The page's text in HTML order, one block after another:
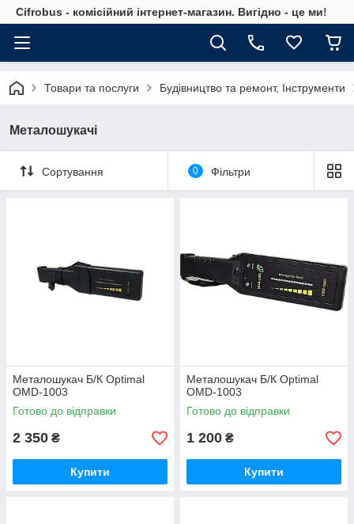
Cifrobus - комiсiйний iнтернет-магазин. Вигiдно - це ми!
Товари та послуги Будівництво та ремонт, Інструменти
Металошукачі
Сортування 0 Фільтри
Металошукач Б/К Optimal
OMD-1003
Готово до відправки
2 350 ₴
Купити
Металошукач Б/К Optimal
OMD-1003
Готово до відправки
1 200 ₴
Купити